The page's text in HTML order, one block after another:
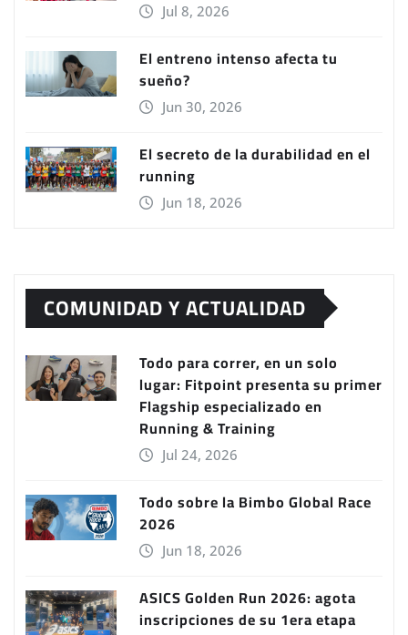
Jul 8, 2026
El entreno intenso afecta tu
sueño?
Jun 30, 2026
El secreto de la durabilidad en el
running
Jun 18, 2026
COMUNIDAD Y ACTUALIDAD
Todo para correr, en un solo
lugar: Fitpoint presenta su primer
Flagship especializado en
Running & Training
Jul 24, 2026
Todo sobre la Bimbo Global Race
2026
Jun 18, 2026
ASICS Golden Run 2026: agota
inscripciones de su 1era etapa